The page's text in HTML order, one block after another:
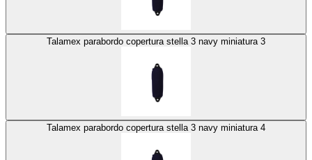
Talamex parabordo copertura stella 3 navy miniatura 3
Talamex parabordo copertura stella 3 navy miniatura 4